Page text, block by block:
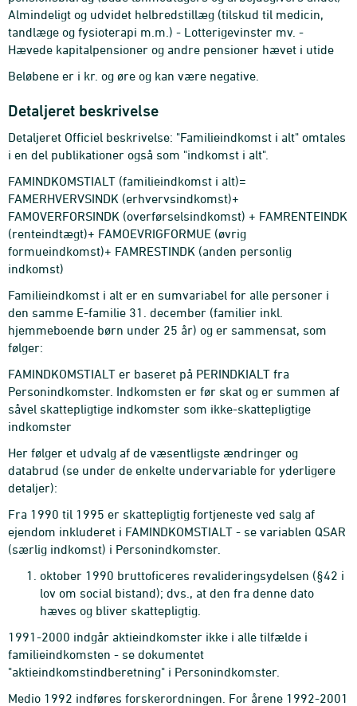
Almindeligt og udvidet helbredstillæg (tilskud til medicin,
tandlæge og fysioterapi m.m.) - Lotterigevinster mv. -
Hævede kapitalpensioner og andre pensioner hævet i utide
Beløbene er i kr. og øre og kan være negative.
Detaljeret beskrivelse
Detaljeret Officiel beskrivelse: "Familieindkomst i alt" omtales
i en del publikationer også som "indkomst i alt".
FAMINDKOMSTIALT (familieindkomst i alt)=
FAMERHVERVSINDK (erhvervsindkomst)+
FAMOVERFORSINDK (overførselsindkomst) + FAMRENTEINDK
(renteindtægt)+ FAMOEVRIGFORMUE (øvrig
formueindkomst)+ FAMRESTINDK (anden personlig
indkomst)
Familieindkomst i alt er en sumvariabel for alle personer i
den samme E-familie 31. december (familier inkl.
hjemmeboende børn under 25 år) og er sammensat, som
følger:
FAMINDKOMSTIALT er baseret på PERINDKIALT fra
Personindkomster. Indkomsten er før skat og er summen af
såvel skattepligtige indkomster som ikke-skattepligtige
indkomster
Her følger et udvalg af de væsentligste ændringer og
databrud (se under de enkelte undervariable for yderligere
detaljer):
Fra 1990 til 1995 er skattepligtig fortjeneste ved salg af
ejendom inkluderet i FAMINDKOMSTIALT - se variablen QSAR
(særlig indkomst) i Personindkomster.
oktober 1990 bruttoficeres revalideringsydelsen (§42 i
lov om social bistand); dvs., at den fra denne dato
hæves og bliver skattepligtig.
1991-2000 indgår aktieindkomster ikke i alle tilfælde i
familieindkomsten - se dokumentet
"aktieindkomstindberetning" i Personindkomster.
Medio 1992 indføres forskerordningen. For årene 1992-2001